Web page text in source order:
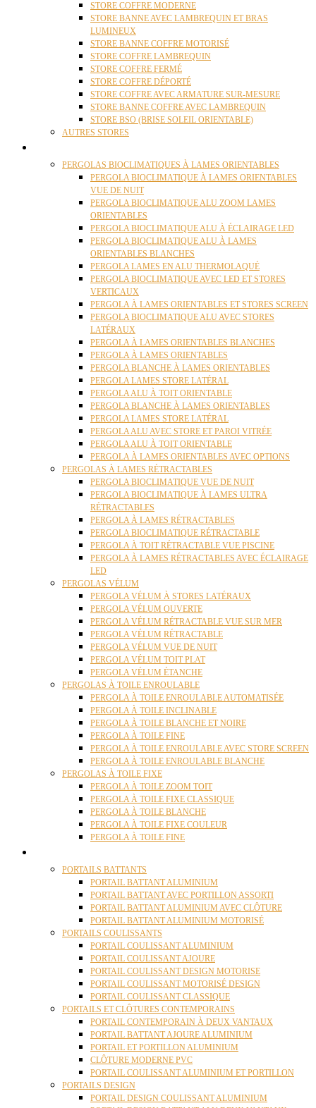
STORE COFFRE MODERNE
STORE BANNE AVEC LAMBREQUIN ET BRAS
LUMINEUX
STORE BANNE COFFRE MOTORISÉ
STORE COFFRE LAMBREQUIN
STORE COFFRE FERMÉ
STORE COFFRE DÉPORTÉ
STORE COFFRE AVEC ARMATURE SUR-MESURE
STORE BANNE COFFRE AVEC LAMBREQUIN
STORE BSO (BRISE SOLEIL ORIENTABLE)
AUTRES STORES
PERGOLAS BIOCLIMATIQUES À LAMES ORIENTABLES
PERGOLA BIOCLIMATIQUE À LAMES ORIENTABLES
VUE DE NUIT
PERGOLA BIOCLIMATIQUE ALU ZOOM LAMES
ORIENTABLES
PERGOLA BIOCLIMATIQUE ALU À ÉCLAIRAGE LED
PERGOLA BIOCLIMATIQUE ALU À LAMES
ORIENTABLES BLANCHES
PERGOLA LAMES EN ALU THERMOLAQUÉ
PERGOLA BIOCLIMATIQUE AVEC LED ET STORES
VERTICAUX
PERGOLA À LAMES ORIENTABLES ET STORES SCREEN
PERGOLA BIOCLIMATIQUE ALU AVEC STORES
LATÉRAUX
PERGOLA À LAMES ORIENTABLES BLANCHES
PERGOLA À LAMES ORIENTABLES
PERGOLA BLANCHE À LAMES ORIENTABLES
PERGOLA LAMES STORE LATÉRAL
PERGOLA ALU À TOIT ORIENTABLE
PERGOLA BLANCHE À LAMES ORIENTABLES
PERGOLA LAMES STORE LATÉRAL
PERGOLA ALU AVEC STORE ET PAROI VITRÉE
PERGOLA ALU À TOIT ORIENTABLE
PERGOLA À LAMES ORIENTABLES AVEC OPTIONS
PERGOLAS À LAMES RÉTRACTABLES
PERGOLA BIOCLIMATIQUE VUE DE NUIT
PERGOLA BIOCLIMATIQUE À LAMES ULTRA
RÉTRACTABLES
PERGOLA À LAMES RÉTRACTABLES
PERGOLA BIOCLIMATIQUE RÉTRACTABLE
PERGOLA À TOIT RÉTRACTABLE VUE PISCINE
PERGOLA À LAMES RÉTRACTABLES AVEC ÉCLAIRAGE
LED
PERGOLAS VÉLUM
PERGOLA VÉLUM À STORES LATÉRAUX
PERGOLA VÉLUM OUVERTE
PERGOLA VÉLUM RÉTRACTABLE VUE SUR MER
PERGOLA VÉLUM RÉTRACTABLE
PERGOLA VÉLUM VUE DE NUIT
PERGOLA VÉLUM TOIT PLAT
PERGOLA VÉLUM ÉTANCHE
PERGOLAS À TOILE ENROULABLE
PERGOLA À TOILE ENROULABLE AUTOMATISÉE
PERGOLA À TOILE INCLINABLE
PERGOLA À TOILE BLANCHE ET NOIRE
PERGOLA À TOILE FINE
PERGOLA À TOILE ENROULABLE AVEC STORE SCREEN
PERGOLA À TOILE ENROULABLE BLANCHE
PERGOLAS À TOILE FIXE
PERGOLA À TOILE ZOOM TOIT
PERGOLA À TOILE FIXE CLASSIQUE
PERGOLA À TOILE BLANCHE
PERGOLA À TOILE FIXE COULEUR
PERGOLA À TOILE FINE
PORTAILS BATTANTS
PORTAIL BATTANT ALUMINIUM
PORTAIL BATTANT AVEC PORTILLON ASSORTI
PORTAIL BATTANT ALUMINIUM AVEC CLÔTURE
PORTAIL BATTANT ALUMINIUM MOTORISÉ
PORTAILS COULISSANTS
PORTAIL COULISSANT ALUMINIUM
PORTAIL COULISSANT AJOURE
PORTAIL COULISSANT DESIGN MOTORISE
PORTAIL COULISSANT MOTORISÉ DESIGN
PORTAIL COULISSANT CLASSIQUE
PORTAILS ET CLÔTURES CONTEMPORAINS
PORTAIL CONTEMPORAIN À DEUX VANTAUX
PORTAIL BATTANT AJOURE ALUMINIUM
PORTAIL ET PORTILLON ALUMINIUM
CLÔTURE MODERNE PVC
PORTAIL COULISSANT ALUMINIUM ET PORTILLON
PORTAILS DESIGN
PORTAIL DESIGN COULISSANT ALUMINIUM